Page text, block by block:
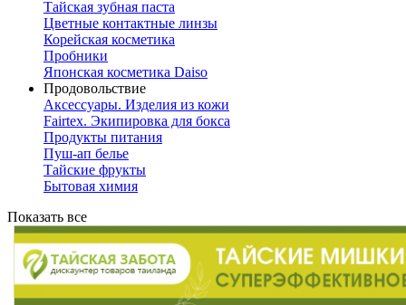
Тайская зубная паста
Цветные контактные линзы
Корейская косметика
Пробники
Японская косметика Daiso
Продовольствие
Аксессуары. Изделия из кожи
Fairtex. Экипировка для бокса
Продукты питания
Пуш-ап белье
Тайские фрукты
Бытовая химия
Показать все